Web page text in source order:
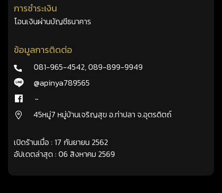
การชำระเงิน
โอนเงินผ่านบัญชีธนาคาร
ข้อมูลการติดต่อ
081-965-4542,089-899-9949
@apinya789565
-
45หมู่7 หมู่บ้านเจริญสุข อ.ท่าปลา จ.อุตรดิตถ์
เปิดร้านเมื่อ : 17 กันยายน 2562
อัปเดตล่าสุด : 06 สิงหาคม 2569